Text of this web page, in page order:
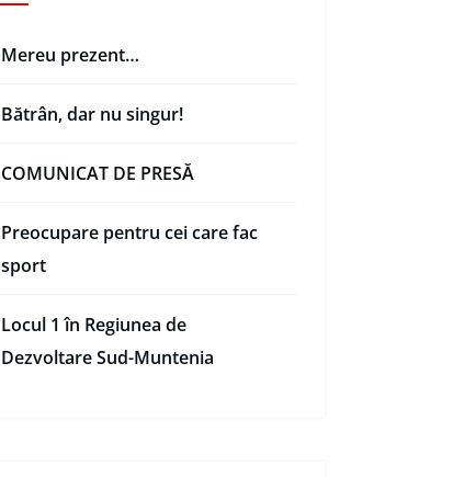
Mereu prezent…
Bătrân, dar nu singur!
COMUNICAT DE PRESĂ
Preocupare pentru cei care fac
sport
Locul 1 în Regiunea de
Dezvoltare Sud-Muntenia